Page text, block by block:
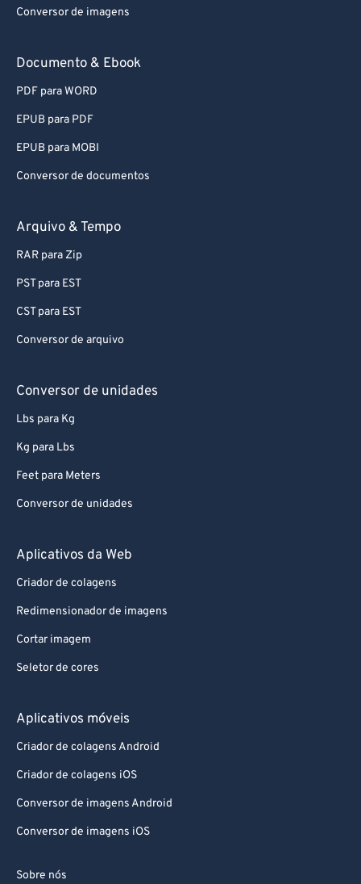
Conversor de imagens
Documento & Ebook
PDF para WORD
EPUB para PDF
EPUB para MOBI
Conversor de documentos
Arquivo & Tempo
RAR para Zip
PST para EST
CST para EST
Conversor de arquivo
Conversor de unidades
Lbs para Kg
Kg para Lbs
Feet para Meters
Conversor de unidades
Aplicativos da Web
Criador de colagens
Redimensionador de imagens
Cortar imagem
Seletor de cores
Aplicativos móveis
Criador de colagens Android
Criador de colagens iOS
Conversor de imagens Android
Conversor de imagens iOS
Sobre nós